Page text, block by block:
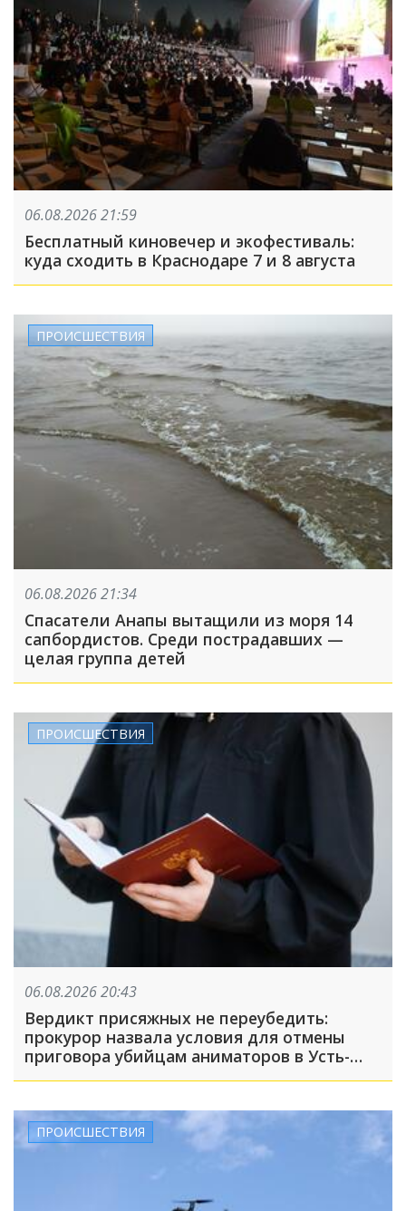
06.08.2026 21:59
Бесплатный киновечер и экофестиваль:
куда сходить в Краснодаре 7 и 8 августа
ПРОИСШЕСТВИЯ
06.08.2026 21:34
Спасатели Анапы вытащили из моря 14
сапбордистов. Среди пострадавших —
целая группа детей
ПРОИСШЕСТВИЯ
06.08.2026 20:43
Вердикт присяжных не переубедить:
прокурор назвала условия для отмены
приговора убийцам аниматоров в Усть-
ПРОИСШЕСТВИЯ